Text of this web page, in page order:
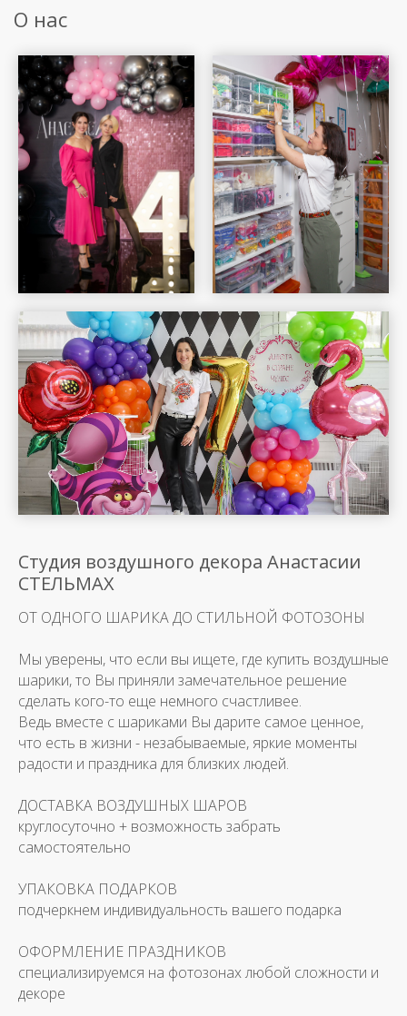
Шар Удачи на карте Москвы — Яндекс Карты
О нас
Студия воздушного декора Анастасии
СТЕЛЬМАХ
ОТ ОДНОГО ШАРИКА ДО СТИЛЬНОЙ ФОТОЗОНЫ
Мы уверены, что если вы ищете, где купить воздушные
шарики, то Вы приняли замечательное решение
сделать кого-то еще немного счастливее.
Ведь вместе с шариками Вы дарите самое ценное,
что есть в жизни - незабываемые, яркие моменты
радости и праздника для близких людей.
ДОСТАВКА ВОЗДУШНЫХ ШАРОВ
круглосуточно + возможность забрать
самостоятельно
УПАКОВКА ПОДАРКОВ
подчеркнем индивидуальность вашего подарка
ОФОРМЛЕНИЕ ПРАЗДНИКОВ
специализируемся на фотозонах любой сложности и
декоре